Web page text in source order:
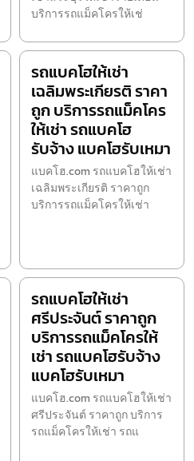
บริการรถแม็คโครให้เช่
รถแบคโฮให้เช่า
เฉลิมพระเกียรติ ราคา
ถูก บริการรถแม็คโคร
ให้เช่า รถแบคโฮ
รับจ้าง แบคโฮรับเหมา
แบคโฮ.com รถแบคโฮให้เช่า
เฉลิมพระเกียรติ ราคาถูก
บริการรถแม็คโครให้เช่า
รถแบคโฮให้เช่า
ศรีประจันต์ ราคาถูก
บริการรถแม็คโครให้
เช่า รถแบคโฮรับจ้าง
แบคโฮรับเหมา
แบคโฮ.com รถแบคโฮให้เช่า
ศรีประจันต์ ราคาถูก บริการ
รถแม็คโครให้เช่า รถแ